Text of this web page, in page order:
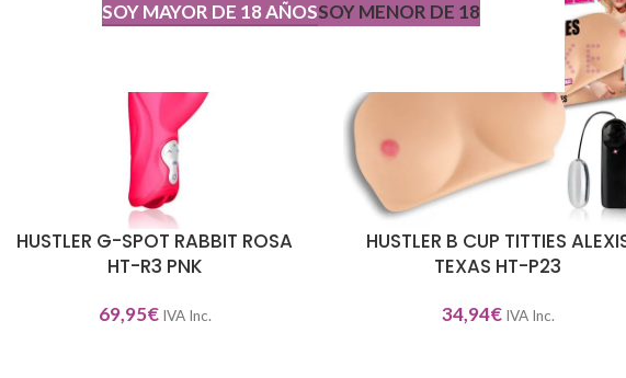
SOY MAYOR DE 18 AÑOSSOY MENOR DE 18
AÑADIR AL CARRITO
HUSTLER G-SPOT RABBIT ROSA
HT-R3 PNK
69,95€ IVA Inc.
AÑADIR AL CARRITO
HUSTLER B CUP TITTIES
TEXAS HT-P23
34,94€ IVA Inc.